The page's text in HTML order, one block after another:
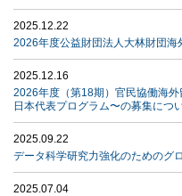
2025.12.22
2026年度公益財団法人大林財団海
2025.12.16
2026年度（第18期）官⺠協働海外
⽇本代表プログラム〜の募集につ
2025.09.22
データ科学研究力強化のためのグ
2025.07.04